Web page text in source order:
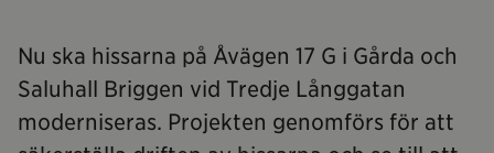
Nu ska hissarna på Åvägen 17 G i Gårda och
Saluhall Briggen vid Tredje Långgatan
moderniseras. Projekten genomförs för att